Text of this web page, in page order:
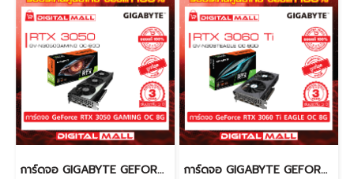
การ์ดจอ GIGABYTE GEFORCE RTX 3050 (VGA) การ์ดจอ GIGABYTE GEFORCE 3060 Ti (VGA)